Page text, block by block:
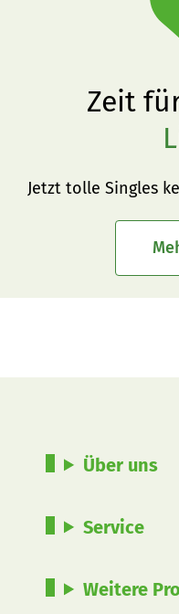
Zeit
Jetzt tolle Singles
Über uns
Service
Weitere